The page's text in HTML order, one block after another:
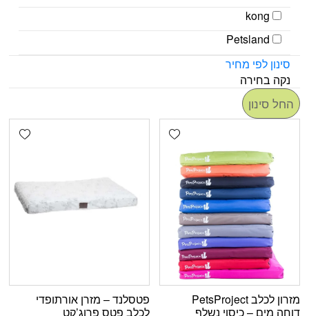
kong
Petsland
סינון לפי מחיר
נקה בחירה
החל סינון
Add wishlist
מזרון לכלב PetsProject
דוחה מים – כיסוי נשלף
פטסלנד – מזרן אורתופדי
לכלב פטס פרוג’קט